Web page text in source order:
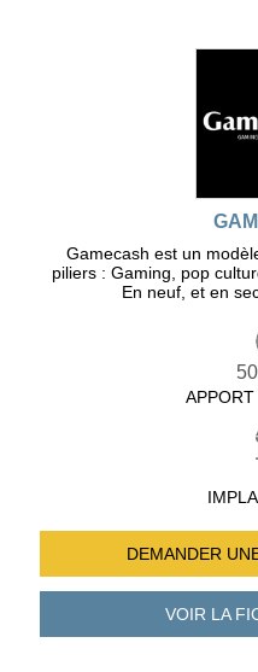
Gamecash est un
piliers : Gaming, pop
En neuf, et en
DEMANDER
VOIR LA